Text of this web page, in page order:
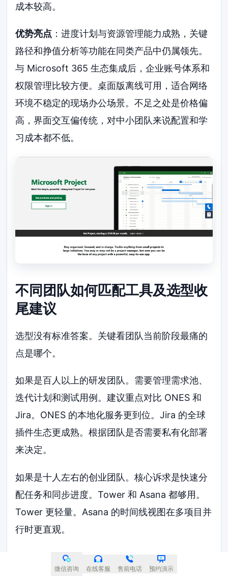
成本较高。
优势亮点 ：进度计划与资源管理能力成熟，关键
路径和挣值分析等功能在同类产品中仍属领先。
与 Microsoft 365 生态集成后，企业账号体系和
权限管理比较方便。桌面版离线可用，适合网络
环境不稳定的现场办公场景。不足之处是价格偏
高，界面交互偏传统，对中小团队来说配置和学
习成本都不低。
不同团队如何匹配工具及选型收
尾建议
选型没有标准答案。关键看团队当前阶段最痛的
点是哪个。
如果是百人以上的研发团队。需要管理需求池、
迭代计划和测试用例。建议重点对比 ONES 和
Jira。ONES 的本地化服务更到位。Jira 的全球
插件生态更成熟。根据团队是否需要私有化部署
来决定。
如果是十人左右的创业团队。核心诉求是快速分
配任务和同步进度。Tower 和 Asana 都够用。
Tower 更轻量。Asana 的时间线视图在多项目并
行时更直观。
如果团队以市场或运营为主。不涉及代码管理。
微信咨询 在线客服 售前电话 预约演示